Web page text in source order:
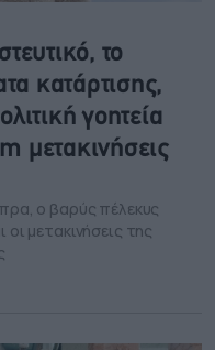
το
κατάρτισης,
γοητεία
μετακινήσεις
ο βαρύς πέλεκυς
μετακινήσεις της